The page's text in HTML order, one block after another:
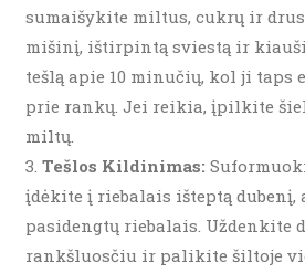
sumaišykite miltus, cukrų ir
mišinį, ištirpintą sviestą ir
tešlą apie 10 minučių, kol ji
prie rankų. Jei reikia, įpilkite
miltų.
Tešlos Kildinimas:
įdėkite į riebalais išteptą dubenį,
pasidengtų riebalais. Uždenkite
rankšluosčiu ir palikite šiltoje